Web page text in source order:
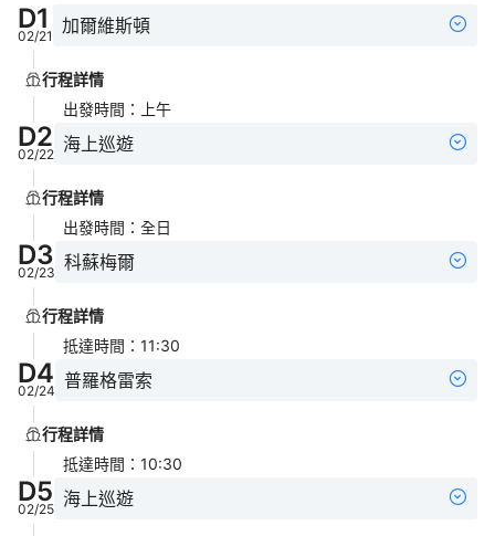
D1
02/21 加爾維斯頓
行程詳情
出發時間 ： 上午
D2
02/22 海上巡遊
行程詳情
出發時間 ： 全日
D3
02/23 科蘇梅爾
行程詳情
抵達時間 ： 11:30
D4
02/24 普羅格雷索
行程詳情
抵達時間 ： 10:30
D5
02/25 海上巡遊